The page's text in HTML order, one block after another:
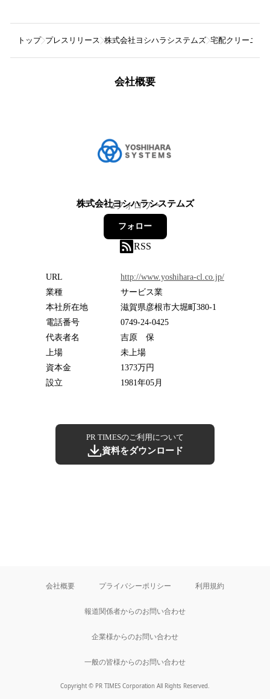
トップ プレスリリース 株式会社ヨシハラシステムズ 宅配クリーニン
会社概要
株式会社ヨシハラシステムズ
2フォロワー
フォロー
RSS
URL
http://www.yoshihara-cl.co.jp/
業種
サービス業
本社所在地
滋賀県彦根市大堀町380-1
電話番号
0749-24-0425
代表者名
吉原 保
上場
未上場
資本金
1373万円
設立
1981年05月
PR TIMESのご利用について
資料をダウンロード
会社概要 プライバシーポリシー 利用規約
報道関係者からのお問い合わせ
企業様からのお問い合わせ
一般の皆様からのお問い合わせ
Copyright © PR TIMES Corporation All Rights Reserved.